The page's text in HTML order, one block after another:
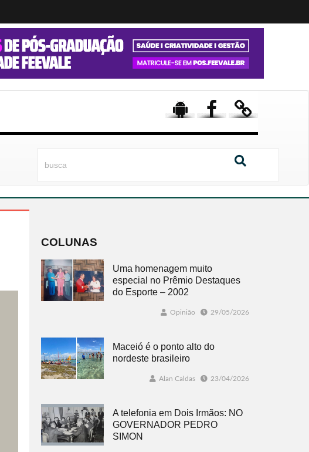
COLUNAS
Uma homenagem muito
especial no Prêmio Destaques
do Esporte – 2002
Opinião 29/05/2026
Maceió é o ponto alto do
nordeste brasileiro
Alan Caldas 23/04/2026
A telefonia em Dois Irmãos: NO
GOVERNADOR PEDRO
SIMON